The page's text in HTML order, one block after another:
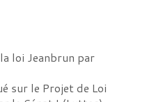
loi Jeanbrun par
sur le Projet de Loi